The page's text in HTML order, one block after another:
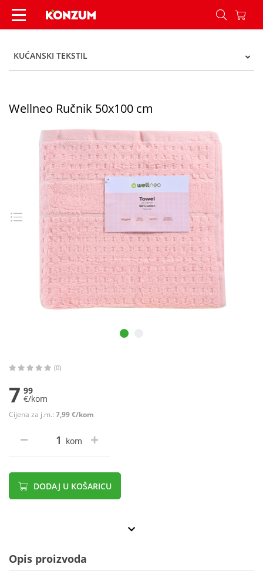
Wellneo Ručnik 50x100 cm - Konzum
KUĆANSKI TEKSTIL
Wellneo Ručnik 50x100 cm
(0)
7 99
€/kom
Cijena za j.m.: 7,99 €/kom
kom
DODAJ U KOŠARICU
Opis proizvoda